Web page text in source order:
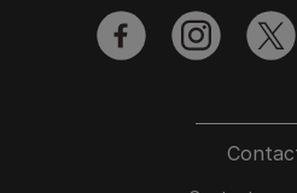
facebookinstagram